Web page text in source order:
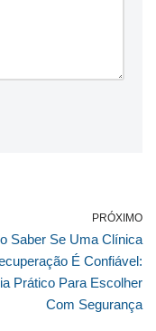
PRÓXIMO
Saber Se Uma Clínica
É Confiável:
Prático Para Escolher
Com Segurança